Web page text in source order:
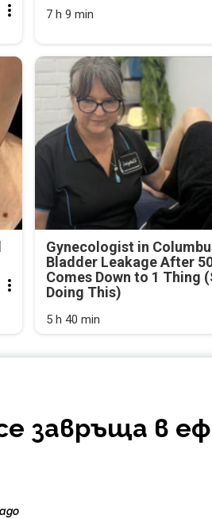
7 h 9 min
Gynecologist in
Bladder Leakage After
Comes Down to 1 Thing
Doing This)
5 h 40 min
завръща в